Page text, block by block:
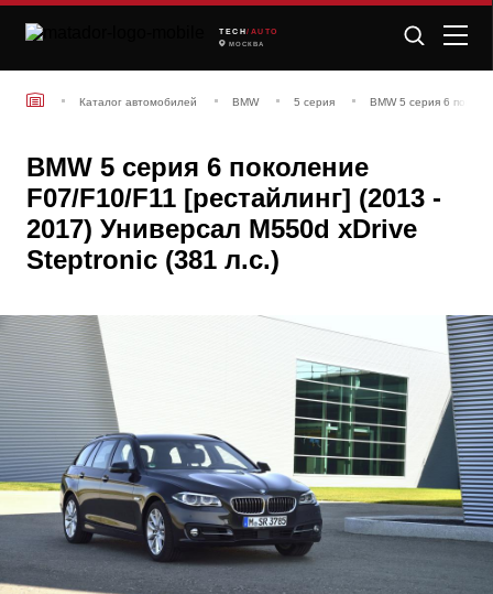
TECH /AUTO
МОСКВА
Каталог автомобилей BMW 5 серия BMW 5 серия 6
BMW 5 серия 6 поколение
F07/F10/F11 [рестайлинг] (2013 -
2017) Универсал M550d xDrive
Steptronic (381 л.с.)